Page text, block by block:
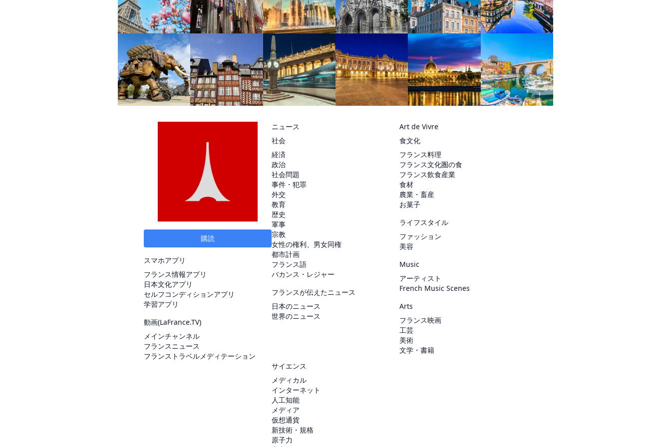
購読
スマホアプリ
フランス情報アプリ
日本文化アプリ
セルフコンディションアプリ
学習アプリ
動画(LaFrance.TV)
メインチャンネル
フランスニュース
フランストラベルメディテーション
ニュース
社会
経済
政治
社会問題
事件・犯罪
外交
教育
歴史
軍事
宗教
女性の権利、男女同権
都市計画
フランス語
バカンス・レジャー
フランスが伝えたニュース
日本のニュース
世界のニュース
Art de Vivre
食文化
フランス料理
フランス文化圏の食
フランス飲食産業
食材
農業・畜産
お菓子
ライフスタイル
ファッション
美容
Music
アーティスト
French Music Scenes
Arts
フランス映画
工芸
美術
文学・書籍
サイエンス
メディカル
インターネット
人工知能
メディア
仮想通貨
新技術・規格
原子力